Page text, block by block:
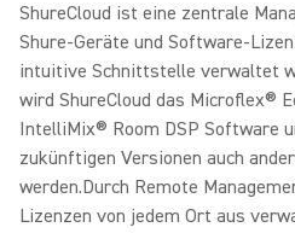
ShureCloud ist eine zentrale
Shure-Geräte und Software-
intuitive Schnittstelle verwaltet
wird ShureCloud das Microflex®
IntelliMix® Room DSP Software
zukünftigen Versionen auch
werden.Durch Remote
Lizenzen von jedem Ort aus